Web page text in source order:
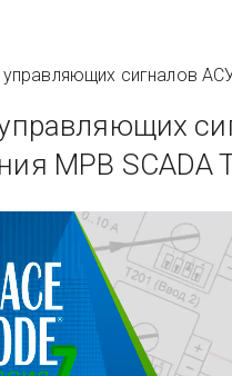
сигналов
МРВ SCADA